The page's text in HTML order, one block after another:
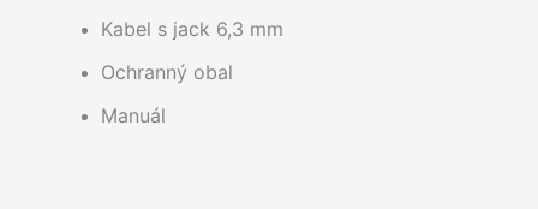
Kabel s jack 6,3 mm
Ochranný obal
Manuál